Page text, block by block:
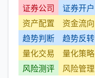
证券公司
证券开户
资产配置
资金流向
趋势判断
趋势反转
量化交易
量化策略
风险测评
风险管理